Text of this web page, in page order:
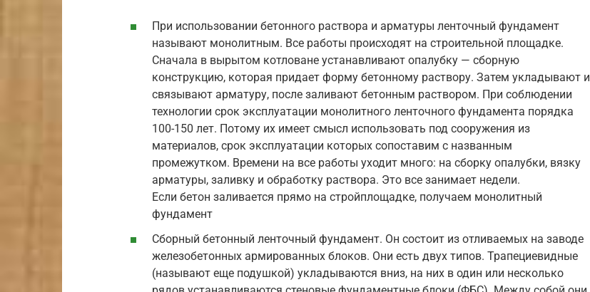
При использовании бетонного раствора и арматуры ленточный фундамент
называют монолитным. Все работы происходят на строительной площадке.
Сначала в вырытом котловане устанавливают опалубку — сборную
конструкцию, которая придает форму бетонному раствору. Затем укладывают и
связывают арматуру, после заливают бетонным раствором. При соблюдении
технологии срок эксплуатации монолитного ленточного фундамента порядка
100-150 лет. Потому их имеет смысл использовать под сооружения из
материалов, срок эксплуатации которых сопоставим с названным
промежутком. Времени на все работы уходит много: на сборку опалубки, вязку
арматуры, заливку и обработку раствора. Это все занимает недели.
Если бетон заливается прямо на стройплощадке, получаем монолитный
фундамент
Сборный бетонный ленточный фундамент. Он состоит из отливаемых на заводе
железобетонных армированных блоков. Они есть двух типов. Трапециевидные
(называют еще подушкой) укладываются вниз, на них в один или несколько